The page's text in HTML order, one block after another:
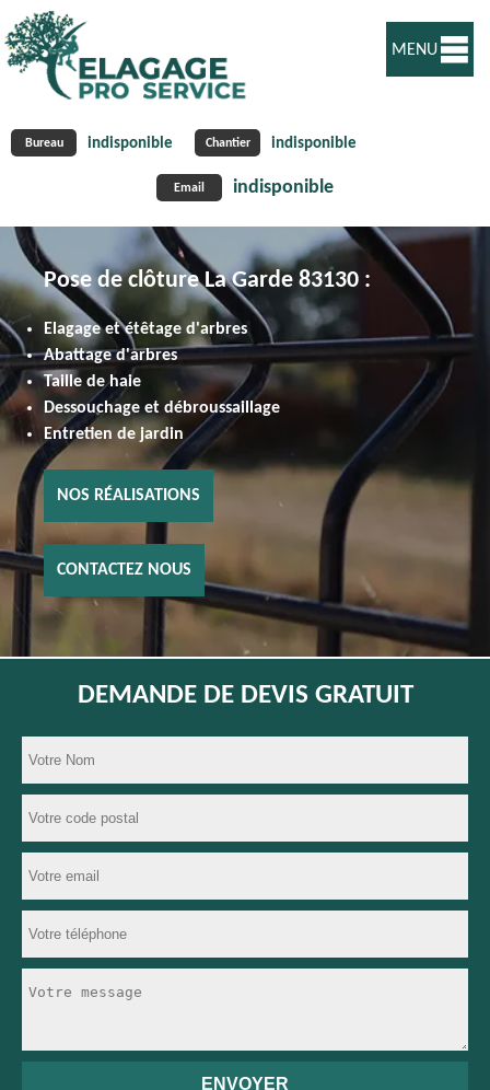
Bureau indisponible Chantier indisponible
Email indisponible
MENU
Pose de clôture La Garde 83130 :
Elagage et étêtage d'arbres
Abattage d'arbres
Taille de haie
Dessouchage et débroussaillage
Entretien de jardin
NOS RÉALISATIONS
CONTACTEZ NOUS
DEMANDE DE DEVIS GRATUIT